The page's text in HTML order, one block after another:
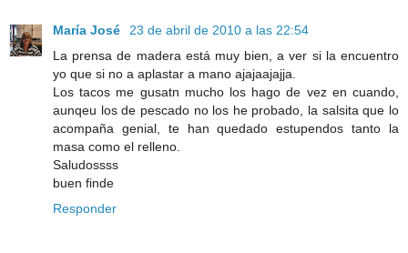
María José
23 de abril de 2010 a las 22:54
La prensa de madera está muy bien, a ver si la encuentro
yo que si no a aplastar a mano ajajaajajja.
Los tacos me gusatn mucho los hago de vez en cuando,
aunqeu los de pescado no los he probado, la salsita que lo
acompaña genial, te han quedado estupendos tanto la
masa como el relleno.
Saludossss
buen finde
Responder